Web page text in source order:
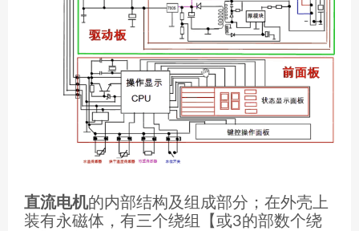
直流电机的内部结构及组成部分；在外壳上
装有永磁体，有三个绕组【或3的部数个绕